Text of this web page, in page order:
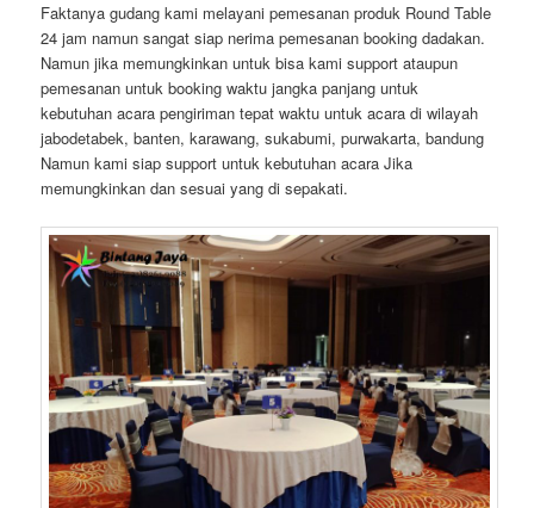
Faktanya gudang kami melayani pemesanan produk Round Table
24 jam namun sangat siap nerima pemesanan booking dadakan.
Namun jika memungkinkan untuk bisa kami support ataupun
pemesanan untuk booking waktu jangka panjang untuk
kebutuhan acara pengiriman tepat waktu untuk acara di wilayah
jabodetabek, banten, karawang, sukabumi, purwakarta, bandung
Namun kami siap support untuk kebutuhan acara Jika
memungkinkan dan sesuai yang di sepakati.